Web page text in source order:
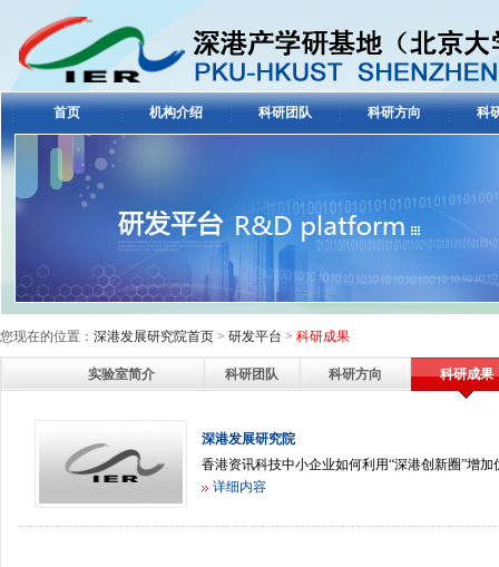
首页 机构介绍 科研团队 科研方向 科
您现在的位置： 深港发展研究院首页 > 研发平台 > 科研成果
实验室简介 科研团队 科研方向 科研成果
深港发展研究院
香港资讯科技中小企业如何利用“深港创新圈”增
详细内容